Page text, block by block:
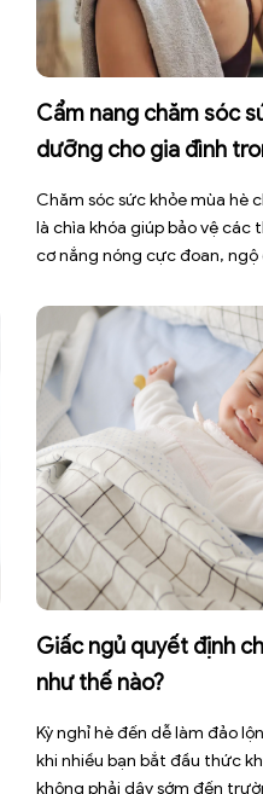
Cẩm nang chăm sóc
dưỡng cho gia đình
Chăm sóc sức khỏe mùa hè
là chìa khóa giúp bảo vệ các
cơ nắng nóng cực đoan, ngộ
đợt nắng nóng kéo dài có
sức […]
Giấc ngủ quyết định
như thế nào?
Kỳ nghỉ hè đến dễ làm đảo
khi nhiều bạn bắt đầu thức
không phải dậy sớm đến